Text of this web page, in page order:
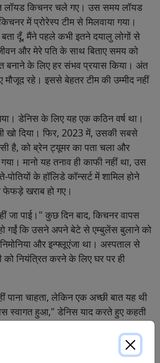
लॉयड किचनर चले गए। उस समय लॉयड
में प्रोरेस्प टीम से मिलवाया गया।
दूँ, मैंने पहले कभी इतने दयालु लोगों से
और मेरे पति के साथ बिताए समय को
के लिए हर संभव प्रयास किया। अंत
रहे। इससे बेहतर टीम की उम्मीद नहीं
डेनिस के लिए यह एक कठिन वर्ष था।
खो दिया। फिर, 2023 में, उसकी सबसे
है, को ब्रेन ट्यूमर का पता चला और
मानो यह तनाव ही काफी नहीं था, उस
के हॉलिडे कॉन्सर्ट में शामिल होने
फेफड़े खराब हो गए।
जा पाई।" कुछ दिन बाद, किचनर वापस
गईं कि उसने अपने बेटे से एम्बुलेंस बुलाने को
और इन्फ्लूएंजा था। अस्पताल से
नियंत्रित करने के लिए घर पर ही
पाना चाहता, लेकिन एक अच्छी बात यह थी
स्वागत हुआ," डेनिस याद करते हुए कहती
थीं, को मेरे पास नियुक्त किया गया
लगा जैसे हमने कल ही बात छोड़ी हो।"